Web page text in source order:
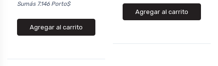
Sumás 7.146 Porto$
Agregar al carrito
Agregar al carrito